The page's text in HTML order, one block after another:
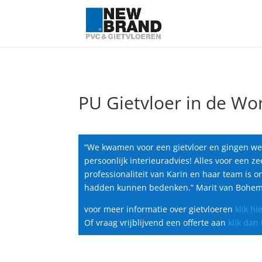
PU Gietvloer in de
“We kwamen voor een gietvloer en gingen
persoonlijk interieuradvies! Alles voor een
professionaliteit van Karin en haar team is
hadden kunnen bedenken.” Marit van
voor meer informatie over gietvloeren klik
Of vraag vrijblijvend een offerte aan klik